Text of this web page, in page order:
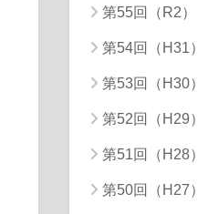
第55回（R2）
第54回（H31）
第53回（H30）
第52回（H29）
第51回（H28）
第50回（H27）